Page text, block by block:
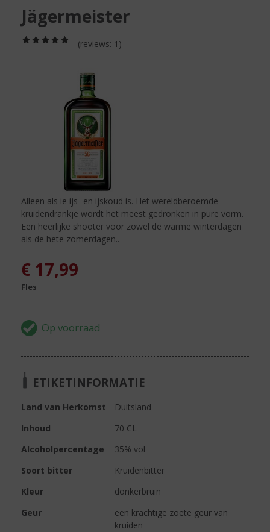
Jägermeister
/
(reviews: 1)
Alleen als ie ijs- en ijskoud is. Het wereldberoemde
kruidendrankje wordt het meest gedronken in pure vorm.
Een heerlijke shooter voor zowel de warme winterdagen
als de hete zomerdagen..
€ 17,99
Fles
ETIKETINFORMATIE
Land van Herkomst
Duitsland
Inhoud
70 CL
Alcoholpercentage
35% vol
Soort bitter
Kruidenbitter
Kleur
donkerbruin
Geur
een krachtige zoete geur van
kruiden